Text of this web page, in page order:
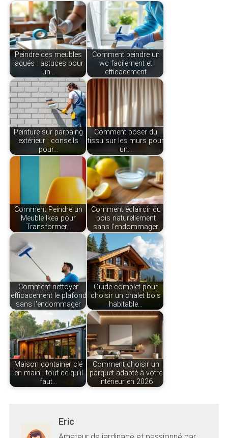
Peindre des meubles
laqués : astuces pour
un…
Comment peindre un
wc facilement et
efficacement
Peinture sur parpaing
extérieur : conseils
pour…
Comment poser du
tissu sur les murs pour
un…
Comment Peindre un
Meuble Ikea pour
Transformer…
Comment éclaircir du
bois naturellement
sans l’endommager
Comment nettoyer
efficacement le plafond
sans l'endommager
Guide complet pour
choisir un chalet bois
habitable…
Maison container clé
en main : tout ce qu’il
faut…
Comment choisir un
parquet adapté à votre
intérieur en 2026
Eric